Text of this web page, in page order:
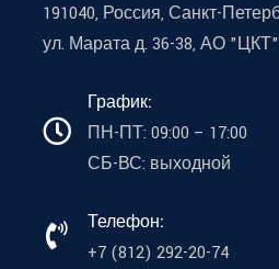
191040, Россия, Санкт-
ул. Марата д. 36-38, АО "ЦКТ"
График:
ПН-ПТ: 09:00 – 17:00
СБ-ВС: выходной
Телефон:
+7 (812) 292-20-74